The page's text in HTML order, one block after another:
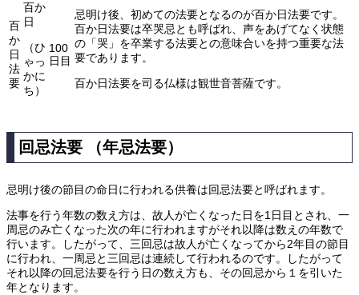
百
か
日
法
要
百か
日
（ひ
ゃっ
かに
ち）
100
日目
忌明け後、初めての法要となるのが百か日法要です。
百か日法要は卒哭忌とも呼ばれ、声をあげてなく状態
の「哭」を卒業する法要との意味合いを持つ重要な法
要であります。
百か日法要を司る仏様は観世音菩薩です。
回忌法要 （年忌法要）
忌明け後の節目の命日に行われる供養は回忌法要と呼ばれます。
法事を行う年数の数え方は、故人が亡くなった日を1日目とされ、一
周忌のみ亡くなった次の年に行われますがそれ以降は数えの年数で
行います。したがって、三回忌は故人が亡くなってから2年目の節目
に行われ、一周忌と三回忌は連続して行われるのです。したがって
それ以降の回忌法要を行う日の数え方も、その回忌から１を引いた
年となります。